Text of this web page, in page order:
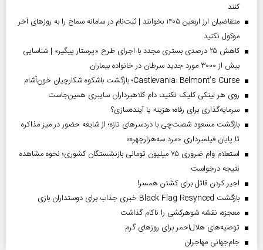
کنند
متقاضیان ارز اربعین ۱۴۰۵ بخوانند | ثبت‌نام در سامانه سماح را به روز‌های آخر
موکول نکنید
کاهش ۲۵ درصدی بستری مجدد با اجرای طرح «پرستار پیگیر» | شناسایی
بیش از ۳۰۰۰ مورد جدید سرطان در خانواده بیماران
Castlevania: Belmont’s Curse؛ بازگشت باشکوه شکارچیان خون‌آشام
روی هر لینکی کلیک نکنید، دام کلاهبرداران سایبری همین‌جاست
سرمایه‌گذاری برای رفاه؛ هزینه یا آینده‌سازی؟
بازگشت مسعود شصت‌چی با دردسر‌های تازه؛ از شایعه حضور در میز مذاکره
تا پایان فیلمبرداری «مرد سه‌هزارچهره»
استعلام وام ضروری ۷۵ میلیون تومانی بازنشستگان کشوری؛ نحوه مشاهده
نتیجه درخواست
اجیر کردن قاتل برای کشتن همسر!
بازگشت Black Flag Resynced خبری جذاب برای دوستداران بازی
معجزه، نقشه شوهرکشی را ناکام گذاشت
توصیه‌های هلال‌احمر برای روز‌های گرم
جام‌جهانی مهاجران